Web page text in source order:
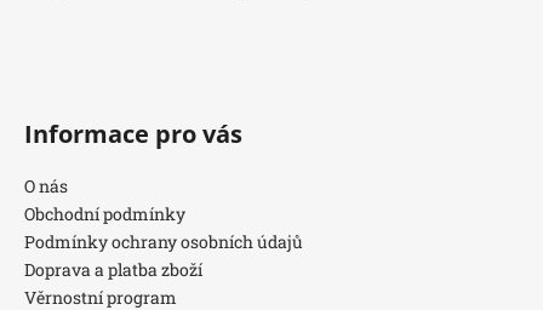
Informace pro vás
O nás
Obchodní podmínky
Podmínky ochrany osobních údajů
Doprava a platba zboží
Věrnostní program